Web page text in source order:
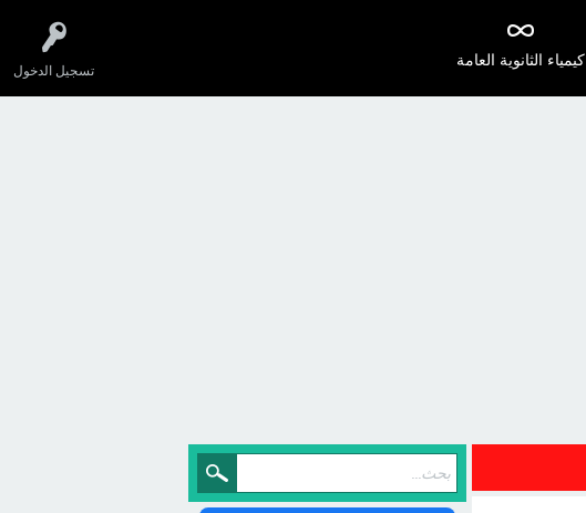
تسجيل الدخول
كيمياء الثانوية العامة